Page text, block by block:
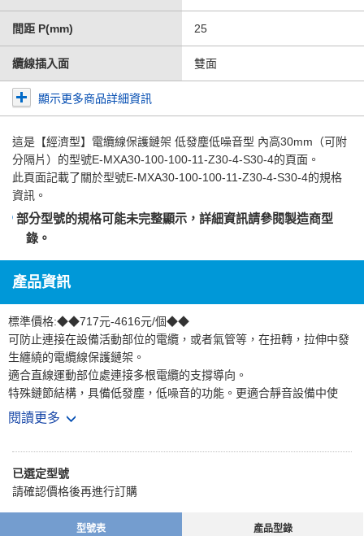
間距 P(mm) 25
纜線插入面 雙面
顯示更多商品詳細資訊
這是 【經濟型】電纜線保護鏈架 低發塵低噪音型 內高30mm（可附
分隔片） 的型號E-MXA30-100-100-11-Z30-4-S30-4的頁面。
此頁面記載了關於型號E-MXA30-100-100-11-Z30-4-S30-4的規格
資訊。
部分型號的規格可能未完整顯示，詳細資訊請參閱製造商型
錄 。
產品資訊
標準價格:◆◆717元-4616元/個◆◆
可防止連接在設備活動部位的電纜，或者氣管等，在扭轉，拉伸中發
生纏繞的電纜線保護鏈架。
適合直線運動部位處連接多根電纜的支撐導向。
特殊鏈節結構，具備低發塵，低噪音的功能。更適合靜音設備中使
用。
閱讀更多
已選定型號
請確認價格後再進行訂購
型號表 產品型錄